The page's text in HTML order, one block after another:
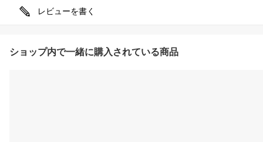
レビューを書く
ショップ内で一緒に購入されている商品